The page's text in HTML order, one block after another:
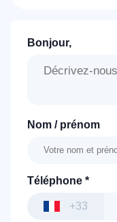
Bonjour,
Nom / prénom
Téléphone *
+33